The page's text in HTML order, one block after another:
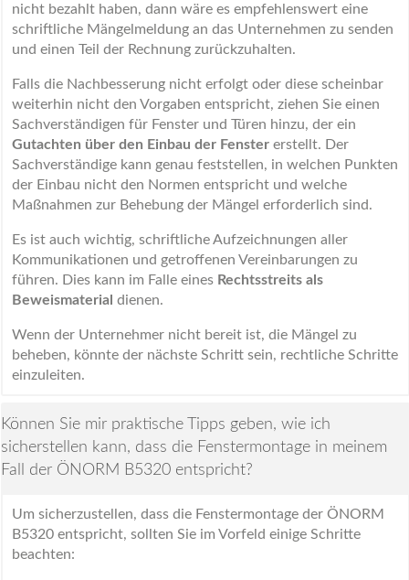
nicht bezahlt haben, dann wäre es empfehlenswert eine
schriftliche Mängelmeldung an das Unternehmen zu senden
und einen Teil der Rechnung zurückzuhalten.
Falls die Nachbesserung nicht erfolgt oder diese scheinbar
weiterhin nicht den Vorgaben entspricht, ziehen Sie einen
Sachverständigen für Fenster und Türen hinzu, der ein
Gutachten über den Einbau der Fenster erstellt. Der
Sachverständige kann genau feststellen, in welchen Punkten
der Einbau nicht den Normen entspricht und welche
Maßnahmen zur Behebung der Mängel erforderlich sind.
Es ist auch wichtig, schriftliche Aufzeichnungen aller
Kommunikationen und getroffenen Vereinbarungen zu
führen. Dies kann im Falle eines Rechtsstreits als
Beweismaterial dienen.
Wenn der Unternehmer nicht bereit ist, die Mängel zu
beheben, könnte der nächste Schritt sein, rechtliche Schritte
einzuleiten.
Können Sie mir praktische Tipps geben, wie ich
sicherstellen kann, dass die Fenstermontage in meinem
Fall der ÖNORM B5320 entspricht?
Um sicherzustellen, dass die Fenstermontage der ÖNORM
B5320 entspricht, sollten Sie im Vorfeld einige Schritte
beachten: